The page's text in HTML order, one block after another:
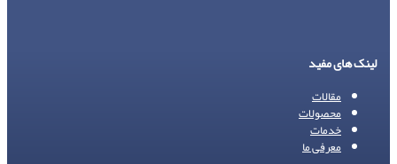
لینک های مفید
مقالات
محصولات
خدمات
معرفی ما